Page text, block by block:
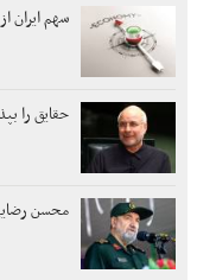
سهم ایران
حقایق را
محسن